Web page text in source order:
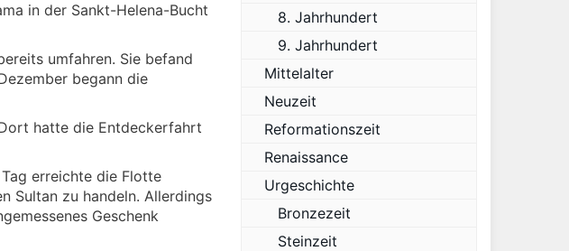
in der Sankt-Helena-Bucht
umfahren. Sie befand
begann die
hatte die Entdeckerfahrt
erreichte die Flotte
Sultan zu handeln. Allerdings
Geschenk
8. Jahrhundert
9. Jahrhundert
Mittelalter
Neuzeit
Reformationszeit
Renaissance
Urgeschichte
Bronzezeit
Steinzeit